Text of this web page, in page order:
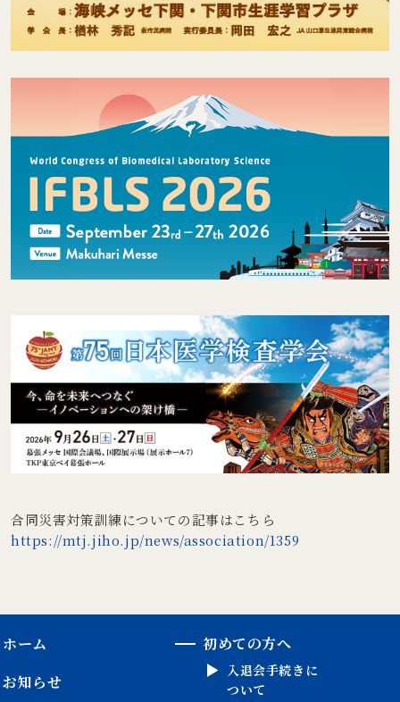
合同災害対策訓練についての記事はこちら
https://mtj.jiho.jp/news/association/1359
ホーム 初めての方へ
入退会手続きに
ついて
お知らせ